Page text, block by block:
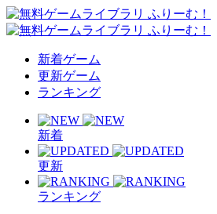
新着ゲーム
更新ゲーム
ランキング
新着
更新
ランキング